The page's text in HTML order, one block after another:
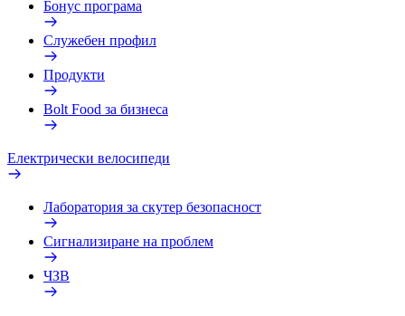
Бонус програма
Служебен профил
Продукти
Bolt Food за бизнеса
Електрически велосипеди
Лаборатория за скутер безопасност
Сигнализиране на проблем
ЧЗВ